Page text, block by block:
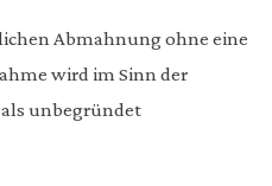
Abmahnung ohne eine
wird im Sinn der
unbegründet